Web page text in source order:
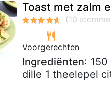
Toast met zalm
Voorgerechten
Ingrediënten:
dille 1 theelepel